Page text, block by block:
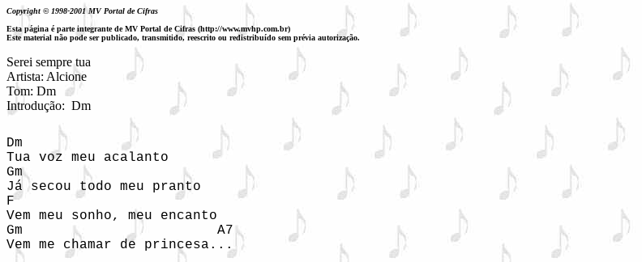
Copyright © 1998-2001 MV Portal de Cifras
Esta página é parte integrante de MV Portal de Cifras (http://www.mvhp.com.br)
Este material não pode ser publicado, transmitido, reescrito ou redistribuído sem prévia autorização.
Serei sempre tua
Artista: Alcione
Tom: Dm
Introdução:  Dm
Dm
Tua voz meu acalanto
Gm
Já secou todo meu pranto
F
Vem meu sonho, meu encanto
Gm                        A7
Vem me chamar de princesa...